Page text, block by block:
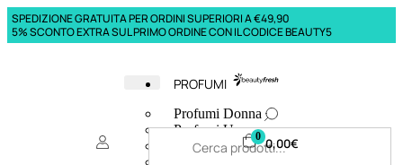
SPEDIZIONE GRATUITA PER ORDINI SUPERIORI A €49,90
5% SCONTO EXTRA SUL PRIMO ORDINE CON IL CODICE BEAUTY5
PROFUMI
Profumi Donna
Profumi Uomo
Deodoranti Donna
0 0,00€